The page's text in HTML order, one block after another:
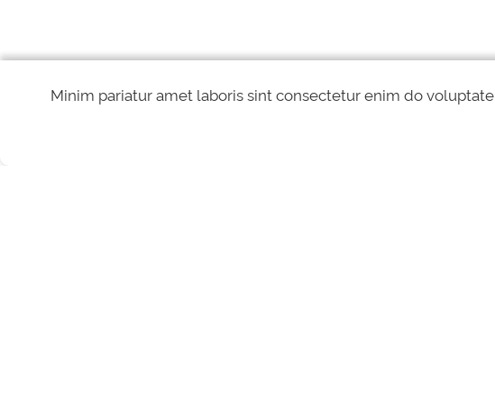
Minim pariatur amet laboris sint consectetur enim do voluptate